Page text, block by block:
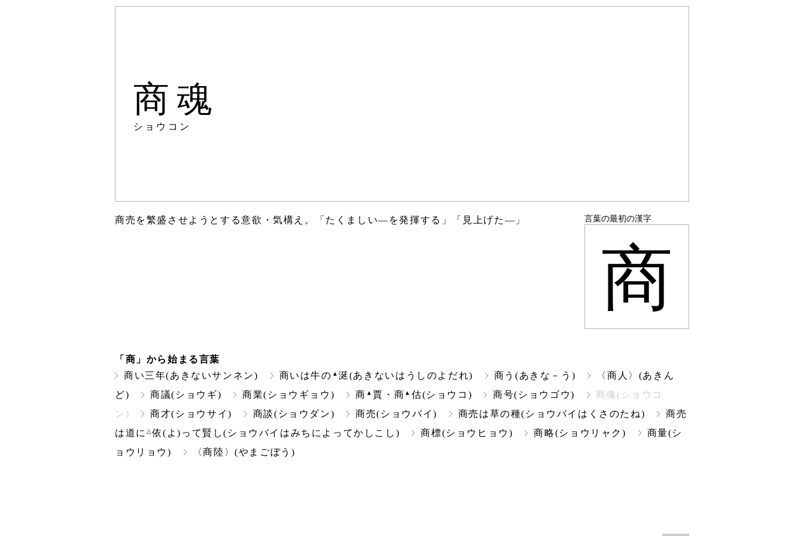
商魂
ショウコン
商売を繁盛させようとする意欲・気構え。「たくましい―を発揮する」「見上げた―」 言葉の最初の漢字
商
「商」から始まる言葉
商い三年(あきないサンネン)
商いは牛の ▲涎(あきないはうしのよだれ) 商う(あきな－う)
〈商人〉(あきん
ど)
商議(ショウギ) 商業(ショウギョウ) 商 ▲賈・商 ▲ 估(ショウコ) 商号(ショウゴウ)
商魂(ショウコ
ン)
商才(ショウサイ) 商談(ショウダン) 商売(ショウバイ) 商売は草の種(ショウバイはくさのたね)
商売
は道に △依(よ)って賢し(ショウバイはみちによってかしこし) 商標(ショウヒョウ) 商略(ショウリャク)
商量(シ
ョウリョウ)
〈商陸〉(やまごぼう)